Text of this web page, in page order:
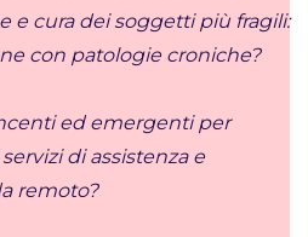
e cura dei soggetti più fragili:
con patologie croniche?
ed emergenti per
di assistenza e
remoto?